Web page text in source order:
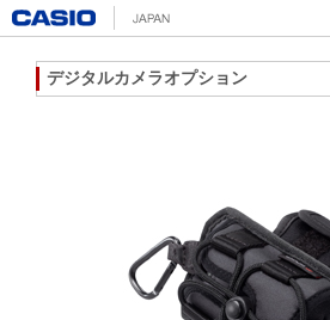
デジタルカメラオプション